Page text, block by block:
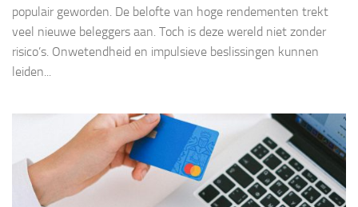
populair geworden. De belofte van hoge rendementen trekt
veel nieuwe beleggers aan. Toch is deze wereld niet zonder
risico’s. Onwetendheid en impulsieve beslissingen kunnen
leiden...